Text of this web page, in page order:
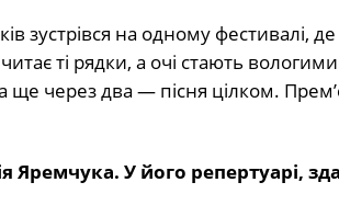
зустрівся на одному фестивалі,
ті рядки, а очі стають
ще через два — пісня цілком.
Яремчука. У його репертуарі,